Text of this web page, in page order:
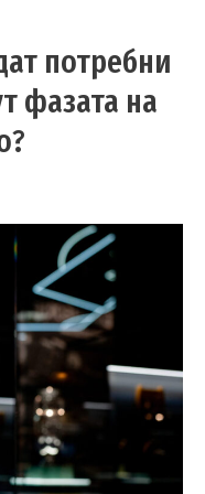
потребни
фазата на